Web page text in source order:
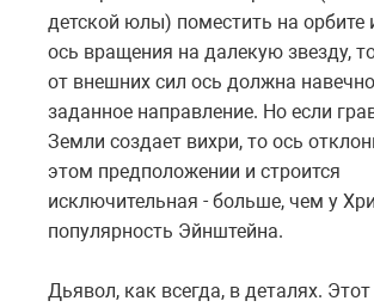
детской юлы) поместить на орбите
ось вращения на далекую звезду,
от внешних сил ось должна
заданное направление. Но если
Земли создает вихри, то ось
этом предположении и строится
исключительная - больше, чем у
популярность Эйнштейна.
Дьявол, как всегда, в деталях.